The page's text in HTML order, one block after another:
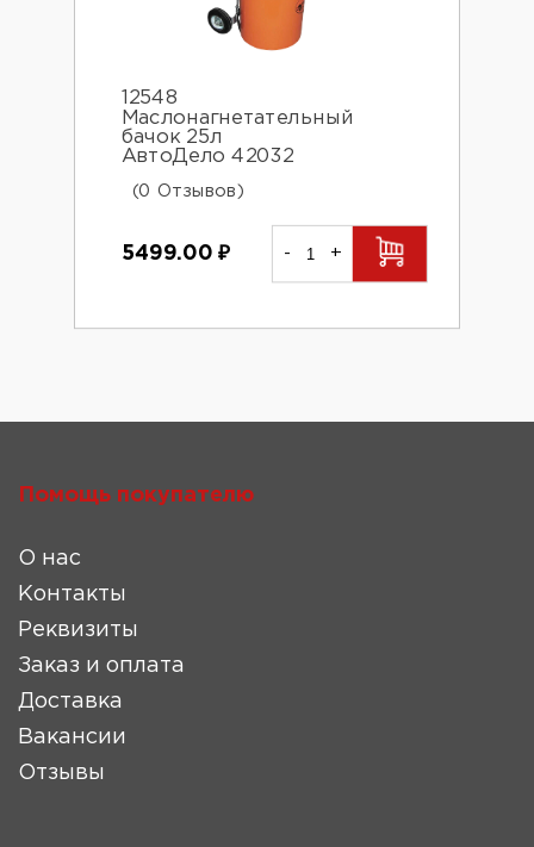
12548
Маслонагнетательный
бачок 25л
АвтоДело 42032
(0 Отзывов)
5499.00₽ - +
Помощь покупателю
О нас
Контакты
Реквизиты
Заказ и оплата
Доставка
Вакансии
Отзывы